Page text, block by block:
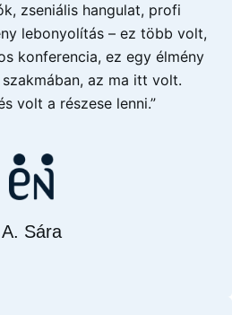
zseniális hangulat, profi
lebonyolítás – ez több volt,
konferencia, ez egy élmény
az ma itt volt.
volt a részese lenni.”
A. Sára